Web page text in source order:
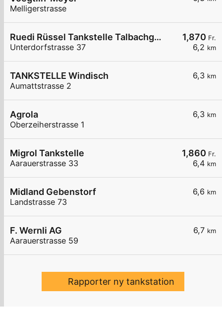
Melligerstrasse
1,870 Fr.
6,2 km
Ruedi Rüssel Tankstelle Talbachgarage Kurt Obrist
Unterdorfstrasse 37
6,3 km
TANKSTELLE Windisch
Aumattstrasse 2
6,3 km
Agrola
Oberzeiherstrasse 1
1,860 Fr.
6,4 km
Migrol Tankstelle
Aarauerstrasse 33
6,6 km
Midland Gebenstorf
Landstrasse 73
6,7 km
F. Wernli AG
Aarauerstrasse 59
Rapporter ny tankstation